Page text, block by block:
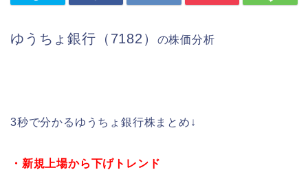
ゆうちょ銀行（7182） の株価分析
3秒で分かるゆうちょ銀行株まとめ↓
・新規上場から下げトレンド